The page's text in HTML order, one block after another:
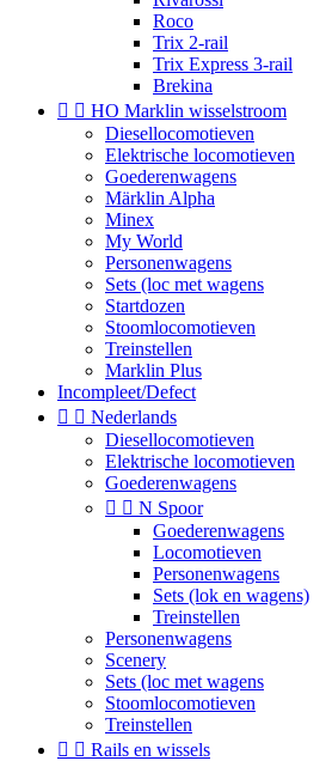
Roco
Trix 2-rail
Trix Express 3-rail
Brekina
  HO Marklin wisselstroom
Diesellocomotieven
Elektrische locomotieven
Goederenwagens
Märklin Alpha
Minex
My World
Personenwagens
Sets (loc met wagens
Startdozen
Stoomlocomotieven
Treinstellen
Marklin Plus
Incompleet/Defect
  Nederlands
Diesellocomotieven
Elektrische locomotieven
Goederenwagens
  N Spoor
Goederenwagens
Locomotieven
Personenwagens
Sets (lok en wagens)
Treinstellen
Personenwagens
Scenery
Sets (loc met wagens
Stoomlocomotieven
Treinstellen
  Rails en wissels